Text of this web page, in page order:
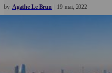
by Agathe Le Brun 19 mai 2022